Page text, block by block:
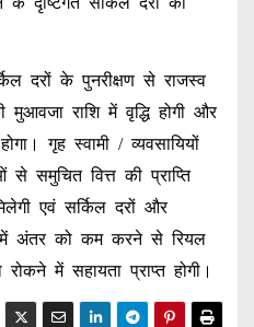
दरों के पुनरीक्षण से राजस्व
मुआवजा राशि में वृद्धि होगी और
गृह स्वामी / व्यवसायियों
से समुचित वित्त की प्राप्ति
एवं सर्किल दरों और
में अंतर को कम करने से रियल
में सहायता प्राप्त होगी।